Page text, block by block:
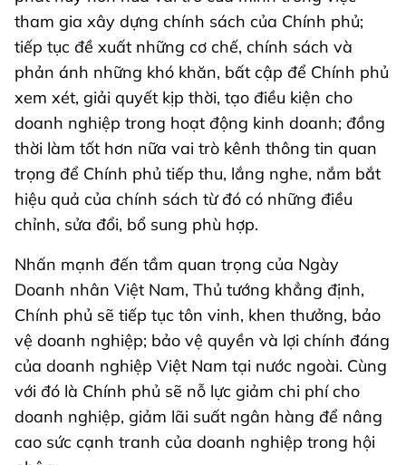
tham gia xây dựng chính sách của Chính phủ;
tiếp tục đề xuất những cơ chế, chính sách và
phản ánh những khó khăn, bất cập để Chính phủ
xem xét, giải quyết kịp thời, tạo điều kiện cho
doanh nghiệp trong hoạt động kinh doanh; đồng
thời làm tốt hơn nữa vai trò kênh thông tin quan
trọng để Chính phủ tiếp thu, lắng nghe, nắm bắt
hiệu quả của chính sách từ đó có những điều
chỉnh, sửa đổi, bổ sung phù hợp.
Nhấn mạnh đến tầm quan trọng của Ngày
Doanh nhân Việt Nam, Thủ tướng khẳng định,
Chính phủ sẽ tiếp tục tôn vinh, khen thưởng, bảo
vệ doanh nghiệp; bảo vệ quyền và lợi chính đáng
của doanh nghiệp Việt Nam tại nước ngoài. Cùng
với đó là Chính phủ sẽ nỗ lực giảm chi phí cho
doanh nghiệp, giảm lãi suất ngân hàng để nâng
cao sức cạnh tranh của doanh nghiệp trong hội